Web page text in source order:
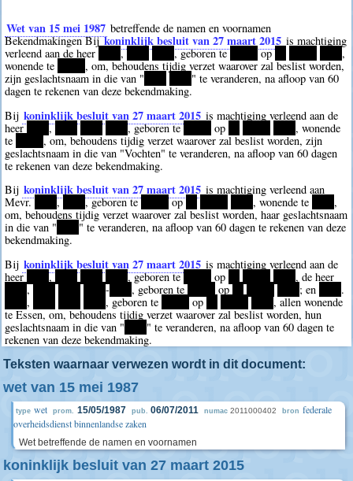
Wet van 15 mei 1987 betreffende de namen en voornamen
Bekendmakingen Bijkoninklijk besluit van 27 maart 2015 is machtiging
verleend aan de heer
****, ****, geboren te op ****,
wonende te
*****, om, behoudens tijdig verzet waarover zal beslist worden,
zijn geslachtsnaam in die van "
" te veranderen, na afloop van 60
dagen te rekenen van deze bekendmaking.
Bij koninklijk besluit van 27 maart 2015 is machtiging verleend aan de
heer ****, **** **** ****, geboren te op
, wonende
te
*****, om, behoudens tijdig verzet waarover zal beslist worden, zijn
geslachtsnaam in die van "Vochten" te veranderen, na afloop van 60 dagen
te rekenen van deze bekendmaking.
Bij koninklijk besluit van 27 maart 2015 is machtiging verleend aan
Mevr. ****, ****, geboren te *****op ** ****, wonende te ****,
om, behoudens tijdig verzet waarover zal beslist worden, haar geslachtsnaam
in die van "
" te veranderen, na afloop van 60 dagen te rekenen van deze
bekendmaking.
Bij koninklijk besluit van 27 maart 2015 is machtiging verleend aan de
heer ****, **** **** ****, geboren te op
, de heer
****, **** **** ****- , geboren te op ** ***** ; en
.
, , geboren te *****op ***** ****, allen wonende
te Essen, om, behoudens tijdig verzet waarover zal beslist worden, hun
geslachtsnaam in die van "
" te veranderen, na afloop van 60 dagen te
rekenen van deze bekendmaking.
Teksten waarnaar verwezen wordt in dit document:
wet van 15 mei 1987
type wet prom. 15/05/1987 pub. 06/07/2011 numac 2011000402 bron federale
overheidsdienst binnenlandse zaken
Wet betreffende de namen en voornamen
koninklijk besluit van 27 maart 2015